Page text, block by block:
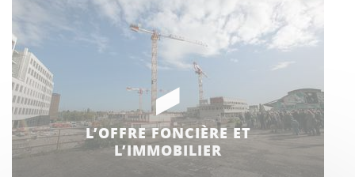
L’OFFRE FONCIÈRE ET
L’IMMOBILIER